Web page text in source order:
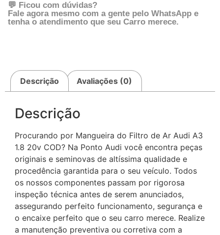
💬 Ficou com dúvidas?
Fale agora mesmo com a gente pelo WhatsApp e
tenha o atendimento que seu Carro merece.
Descrição Avaliações (0)
Descrição
Procurando por Mangueira do Filtro de Ar Audi A3
1.8 20v COD? Na Ponto Audi você encontra peças
originais e seminovas de altíssima qualidade e
procedência garantida para o seu veículo. Todos
os nossos componentes passam por rigorosa
inspeção técnica antes de serem anunciados,
assegurando perfeito funcionamento, segurança e
o encaixe perfeito que o seu carro merece. Realize
a manutenção preventiva ou corretiva com a